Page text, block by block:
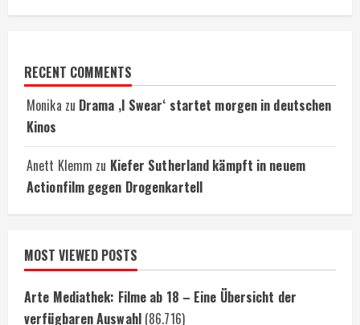
RECENT COMMENTS
Monika zu Drama ‚I Swear‘ startet morgen in deutschen
Kinos
Anett Klemm zu Kiefer Sutherland kämpft in neuem
Actionfilm gegen Drogenkartell
MOST VIEWED POSTS
Arte Mediathek: Filme ab 18 – Eine Übersicht der
verfügbaren Auswahl (86.716)